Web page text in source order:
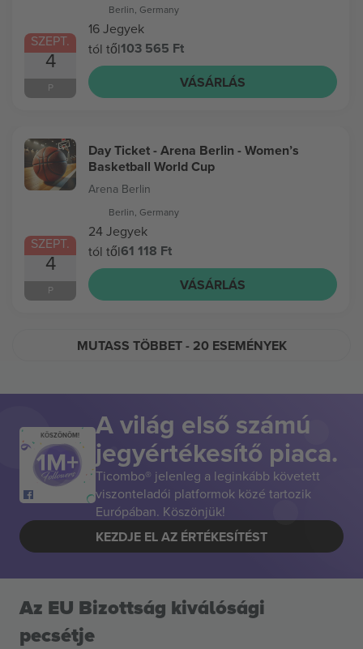
SZEPT.
4
P
Berlin, Germany
16 Jegyek
tól től103 565 Ft
VÁSÁRLÁS
SZEPT.
4
P
Day Ticket - Arena Berlin - Women’s
Basketball World Cup
Arena Berlin
Berlin, Germany
24 Jegyek
tól től61 118 Ft
VÁSÁRLÁS
MUTASS TÖBBET- 20 ESEMÉNYEK
KÖSZÖNÖM! A világ első számú
jegyértékesítő piaca.
Ticombo® jelenleg a leginkább követett
viszonteladói platformok közé tartozik
Európában. Köszönjük!
KEZDJE EL AZ ÉRTÉKESÍTÉST
Az EU Bizottság kiválósági
pecsétje